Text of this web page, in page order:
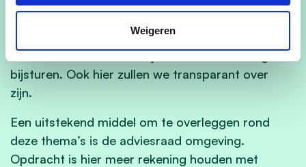
Weigeren
van het milieu door de meerderheid is opgesteld,
wil ik toetsen aan werkelijkheid en waar nodig
bijsturen. Ook hier zullen we transparant over
zijn.
Een uitstekend middel om te overleggen rond
deze thema’s is de adviesraad omgeving.
Opdracht is hier meer rekening houden met